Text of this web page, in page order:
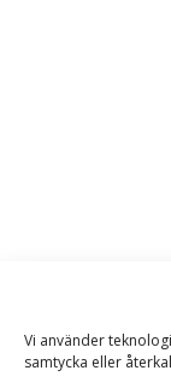
Vi använder
samtycka eller